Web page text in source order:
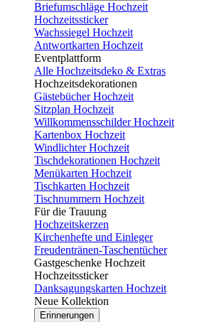
Briefumschläge Hochzeit
Hochzeitssticker
Wachssiegel Hochzeit
Antwortkarten Hochzeit
Eventplattform
Alle Hochzeitsdeko & Extras
Hochzeitsdekorationen
Gästebücher Hochzeit
Sitzplan Hochzeit
Willkommensschilder Hochzeit
Kartenbox Hochzeit
Windlichter Hochzeit
Tischdekorationen Hochzeit
Menükarten Hochzeit
Tischkarten Hochzeit
Tischnummern Hochzeit
Für die Trauung
Hochzeitskerzen
Kirchenhefte und Einleger
Freudentränen-Taschentücher
Gastgeschenke Hochzeit
Hochzeitssticker
Danksagungskarten Hochzeit
Neue Kollektion
Erinnerungen